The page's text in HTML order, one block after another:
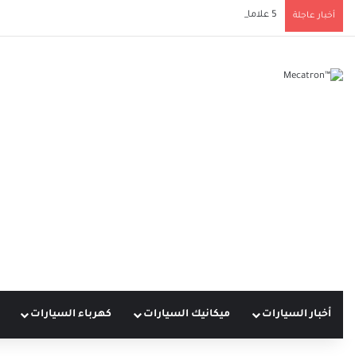
أخبار عاجلة 5 علامات تلف دعامة ناقل الحركة يجب ألا تتجاهلها لحماية سيارتك
أخبار السيارات ميكانيك السيارات كهرباء السيارات